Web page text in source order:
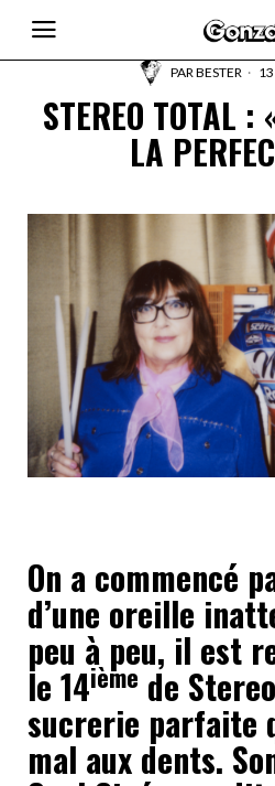
PARBESTER
STEREO TOTAL :
LA
On a commencé
d’une oreille
peu à peu, il est
le 14ième de
sucrerie parfaite
mal aux dents.